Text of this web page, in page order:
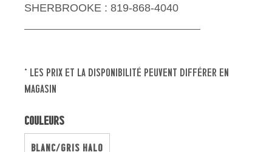
SHERBROOKE : 819-868-4040
* les prix et la disponibilité peuvent différer en
magasin
Couleurs
BLANC/GRIS HALO